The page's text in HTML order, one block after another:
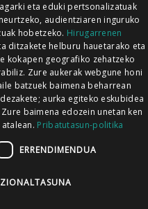
eta eduki pertsonalizatuak
audientziaren inguruko
hobetzeko. Hirugarrenen
ditzakete helburu hauetarako eta
kokapen geografiko zehatzeko
Zure aukerak webgune honi
batzuek baimena beharrean
aurka egiteko eskubidea
baimena edozein unetan ken
atalean. Pribatutasun-politika
ERRENDIMENDUA